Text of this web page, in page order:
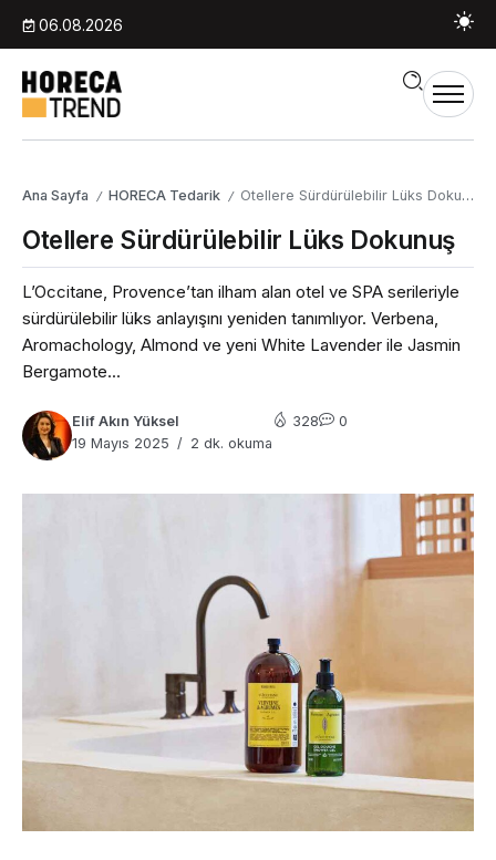
06.08.2026
Ana Sayfa / HORECA Tedarik / Otellere Sürdürülebilir Lüks Dokunuş
Otellere Sürdürülebilir Lüks Dokunuş
L’Occitane, Provence’tan ilham alan otel ve SPA serileriyle
sürdürülebilir lüks anlayışını yeniden tanımlıyor. Verbena,
Aromachology, Almond ve yeni White Lavender ile Jasmin
Bergamote...
Elif Akın Yüksel
19 Mayıs 2025
2 dk. okuma
328 0